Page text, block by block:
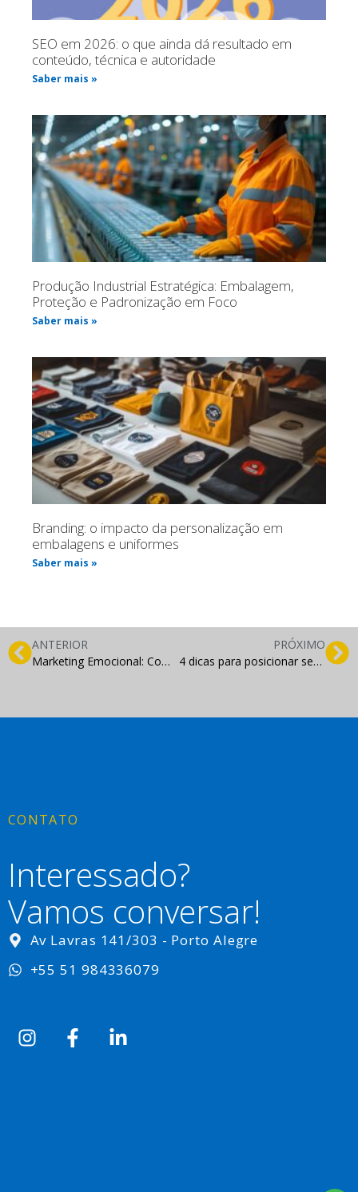
SEO em 2026: o que ainda dá resultado em
conteúdo, técnica e autoridade
Saber mais »
Produção Industrial Estratégica: Embalagem,
Proteção e Padronização em Foco
Saber mais »
Branding: o impacto da personalização em
embalagens e uniformes
Saber mais »
ANTERIOR
Marketing Emocional: Como agregar valor para gerar vendas
PRÓXIMO
4 dicas para posicionar seu site na primeira página do Google
CONTATO
Interessado?
Vamos conversar!
Av Lavras 141/303 - Porto Alegre
+55 51 984336079